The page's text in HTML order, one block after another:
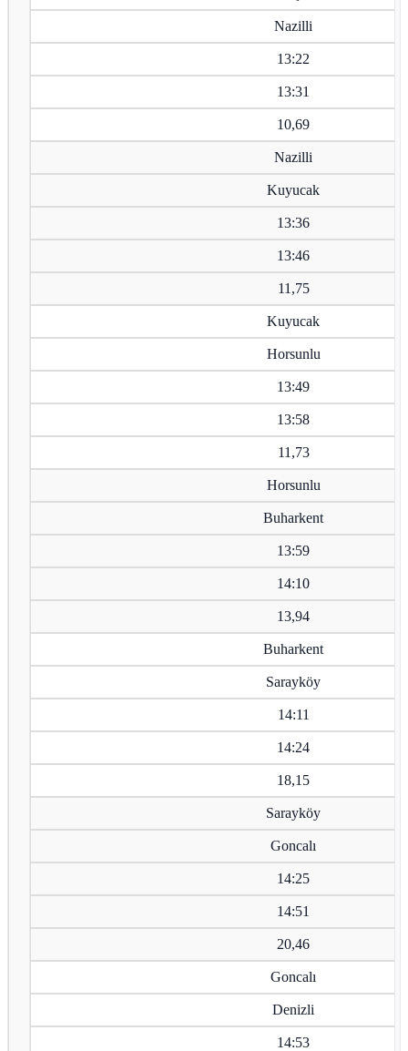
Nazilli
13:22
13:31
10,69
Nazilli
Kuyucak
13:36
13:46
11,75
Kuyucak
Horsunlu
13:49
13:58
11,73
Horsunlu
Buharkent
13:59
14:10
13,94
Buharkent
Sarayköy
14:11
14:24
18,15
Sarayköy
Goncalı
14:25
14:51
20,46
Goncalı
Denizli
14:53